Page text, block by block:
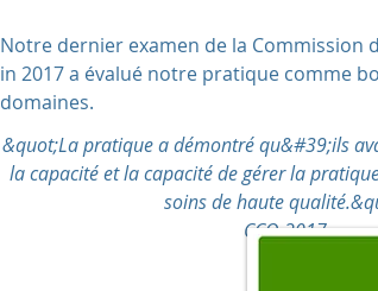
Notre dernier examen de la Commission
in 2017 a évalué notre pratique comme
domaines.
&quot;La pratique a démontré qu&#39;ils
la capacité et la capacité de gérer la
soins de haute
CCQ 2017